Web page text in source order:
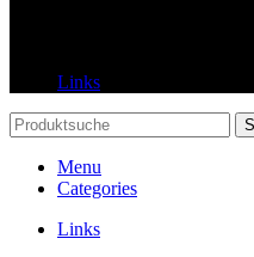
Links
Menu
Categories
Links